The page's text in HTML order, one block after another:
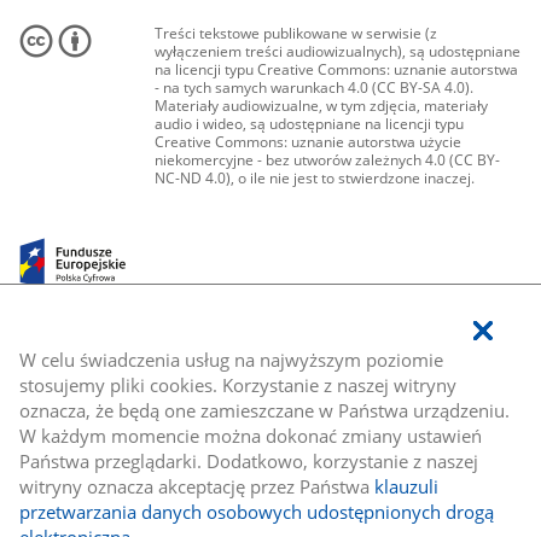
W celu świadczenia usług na najwyższym poziomie
stosujemy pliki cookies. Korzystanie z naszej witryny
oznacza, że będą one zamieszczane w Państwa urządzeniu.
W każdym momencie można dokonać zmiany ustawień
Państwa przeglądarki. Dodatkowo, korzystanie z naszej
witryny oznacza akceptację przez Państwa klauzuli
przetwarzania danych osobowych udostępnionych drogą
Treści tekstowe publikowane w serwisie (z
wyłączeniem treści audiowizualnych), są udostępniane
na licencji typu Creative Commons: uznanie autorstwa
- na tych samych warunkach 4.0 (CC BY-SA 4.0).
Materiały audiowizualne, w tym zdjęcia, materiały
audio i wideo, są udostępniane na licencji typu
Creative Commons: uznanie autorstwa użycie
niekomercyjne - bez utworów zależnych 4.0 (CC BY-
NC-ND 4.0), o ile nie jest to stwierdzone inaczej.